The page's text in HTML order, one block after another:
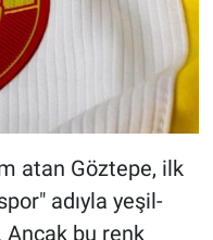
atan Göztepe, ilk
adıyla yeşil-
Ancak bu renk